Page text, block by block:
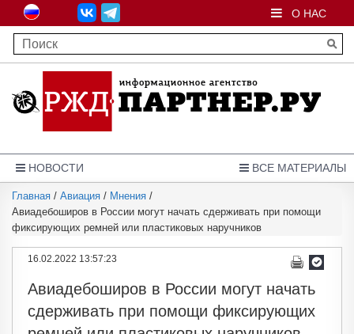
О НАС
ВСЕ МАТЕРИАЛЫ
НОВОСТИ
Главная / Авиация / Мнения /
Авиадебоширов в России могут начать сдерживать при помощи
фиксирующих ремней или пластиковых наручников
16.02.2022 13:57:23
Авиадебоширов в России могут начать
сдерживать при помощи фиксирующих